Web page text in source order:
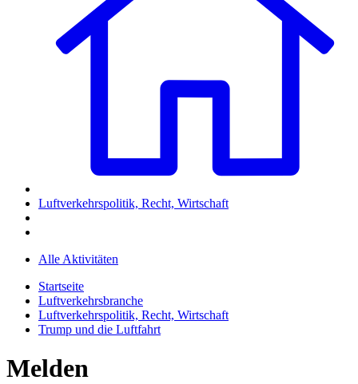
Luftverkehrspolitik, Recht, Wirtschaft
Alle Aktivitäten
Startseite
Luftverkehrsbranche
Luftverkehrspolitik, Recht, Wirtschaft
Trump und die Luftfahrt
Melden